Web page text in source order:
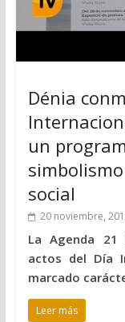
Dénia
un
social
20 noviembre,
La Agenda
actos del Día
marcado
Leer más